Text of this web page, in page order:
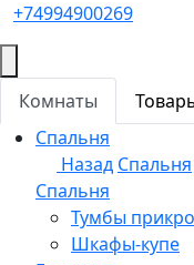
+74994900269